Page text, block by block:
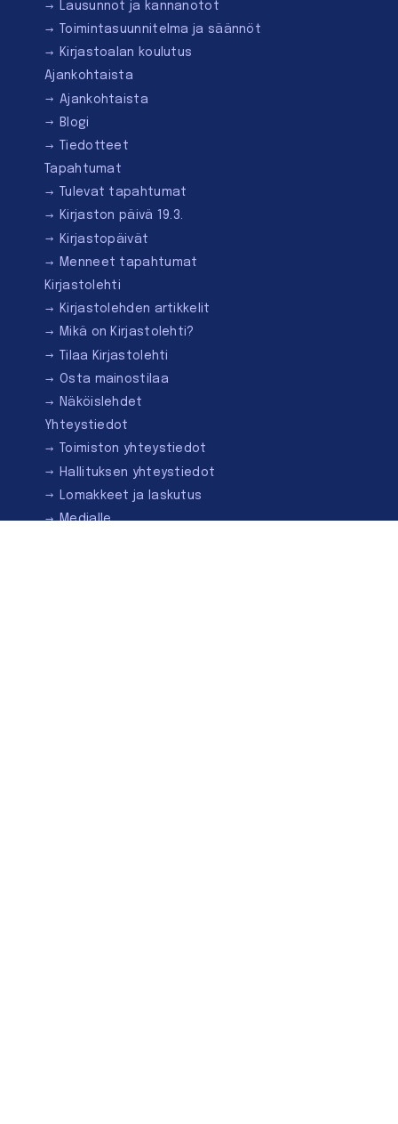
Lausunnot ja kannanotot
Toimintasuunnitelma ja säännöt
Kirjastoalan koulutus
Ajankohtaista
Ajankohtaista
Blogi
Tiedotteet
Tapahtumat
Tulevat tapahtumat
Kirjaston päivä 19.3.
Kirjastopäivät
Menneet tapahtumat
Kirjastolehti
Kirjastolehden artikkelit
Mikä on Kirjastolehti?
Tilaa Kirjastolehti
Osta mainostilaa
Näköislehdet
Yhteystiedot
Toimiston yhteystiedot
Hallituksen yhteystiedot
Lomakkeet ja laskutus
Medialle